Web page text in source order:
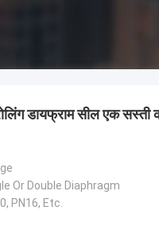
डायफ्राम सील एक सस्ती
Or Double Diaphragm
PN16, Etc.